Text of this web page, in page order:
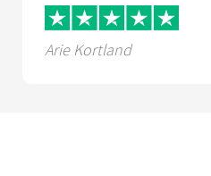
Arie Kortland